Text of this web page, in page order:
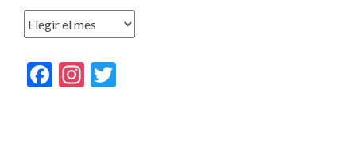
Archivos
Facebook
Instagram